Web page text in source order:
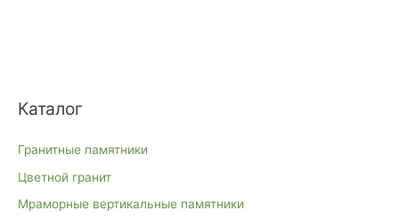
Каталог
Гранитные памятники
Цветной гранит
Мраморные вертикальные памятники